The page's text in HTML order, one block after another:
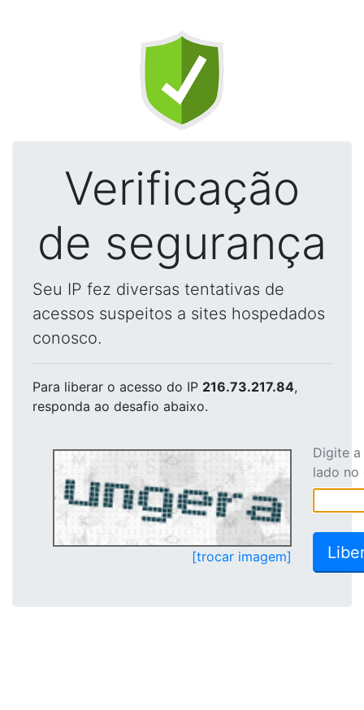
Verificação
de segurança
Seu IP fez diversas tentativas de
acessos suspeitos a sites hospedados
conosco.
Para liberar o acesso do IP 216.73.217.84,
responda ao desafio abaixo.
[trocar imagem]
Digite
lado no